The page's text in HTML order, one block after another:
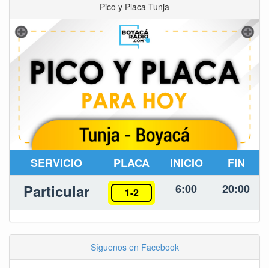
Pico y Placa Tunja
SERVICIO PLACA INICIO FIN
Particular 1-2 6:00 20:00
Síguenos en Facebook